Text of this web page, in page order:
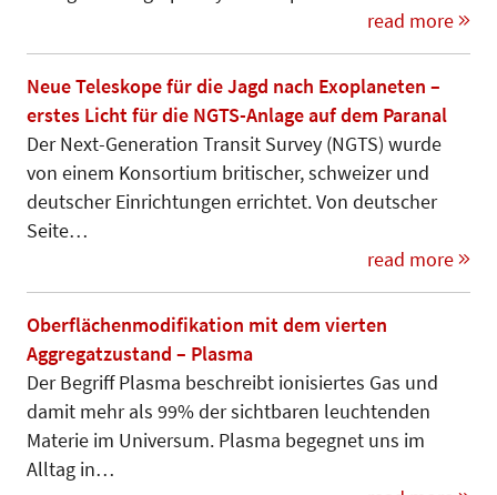
read more
Neue Teleskope für die Jagd nach Exoplaneten –
erstes Licht für die NGTS-Anlage auf dem Paranal
Der Next-Generation Transit Survey (NGTS) wurde
von einem Kon­sortium britischer, schweizer und
deutscher Einrichtungen errichtet. Von deutscher
Seite…
read more
Oberflächenmodifikation mit dem vierten
Aggregatzustand – Plasma
Der Begriff Plasma beschreibt ionisiertes Gas und
damit mehr als 99% der sichtbaren leuchtenden
Materie im Universum. Plasma begegnet uns im
Alltag in…